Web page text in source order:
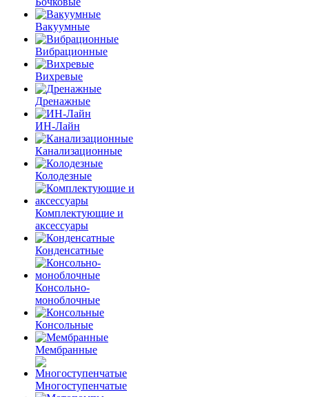
Вакуумные
Вибрационные
Вихревые
Дренажные
ИН-Лайн
Канализационные
Колодезные
Комплектующие и
аксессуары
Конденсатные
Консольно-
моноблочные
Консольные
Мембранные
Многоступенчатые